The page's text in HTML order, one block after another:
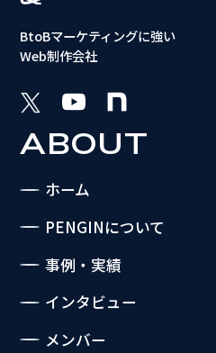
BtoBマーケティングに強い
Web制作会社
ABOUT
ホーム
PENGINについて
事例・実績
インタビュー
メンバー